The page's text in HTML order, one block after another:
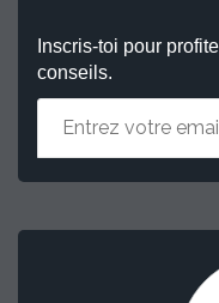
Inscris-toi pour
conseils.